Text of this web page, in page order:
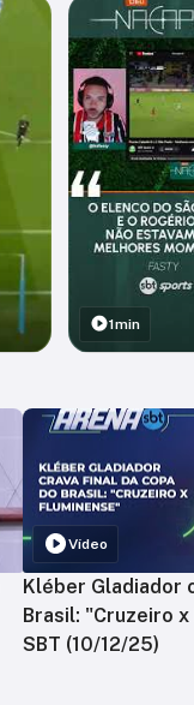
1min
Vídeo
Kléber Gladiador
Brasil: "Cruzeiro x
SBT (10/12/25)